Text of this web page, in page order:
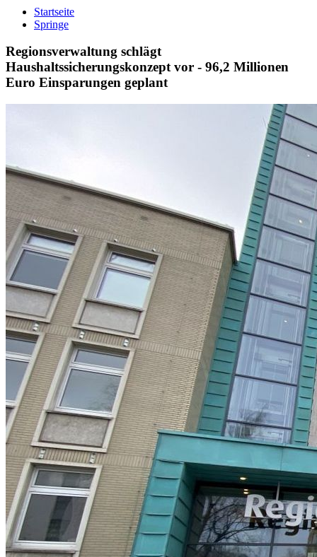
Startseite
Springe
Regionsverwaltung schlägt
Haushaltssicherungskonzept vor - 96,2 Millionen
Euro Einsparungen geplant